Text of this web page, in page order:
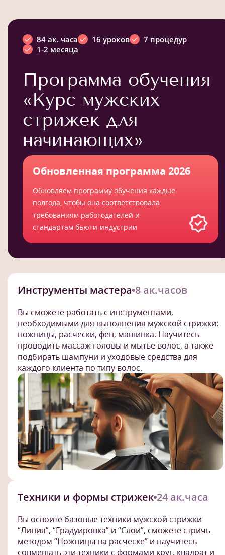
84 ак. часа 16 уроков
7 процедур
1-2 месяца
Программа обучения
«Курс мужских
стрижек для
начинающих»
Обновленная программа 2026
Обновляем программу обучения каждые
полгода, чтобы она соответствовала
требованиям работодателей и
стандартам бьюти-индустрии
Инструменты мастера 8 ак.часов
Вы сможете работать с инструментами,
необходимыми для выполнения мужской стрижки:
ножницы, расчески, фен, машинка. Научитесь
проводить массаж головы и мытье волос, а также
подбирать шампуни и уходовые средства для
каждого клиента по типу волос.
Техники и формы стрижек 24 ак.часа
Вы освоите базовые техники мужской стрижки
“Линия”, “Градуировка” и “Слои”, сможете стричь
методом “Ножницы на расческе” и научитесь
совмещать эти техники с формами круг, квадрат и